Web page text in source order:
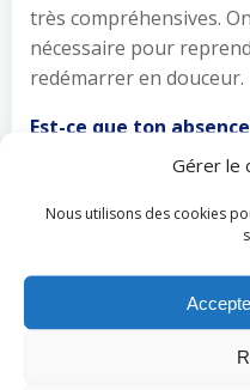
Gérer le
Nous utilisons des cookies
très compréhensives.
nécessaire pour
redémarrer en douceur.
Est-ce que ton
un impact sur ton
Mon organisation a
que je m’adapte. Cette
travaillons en mode
projets. On doit pouvoir